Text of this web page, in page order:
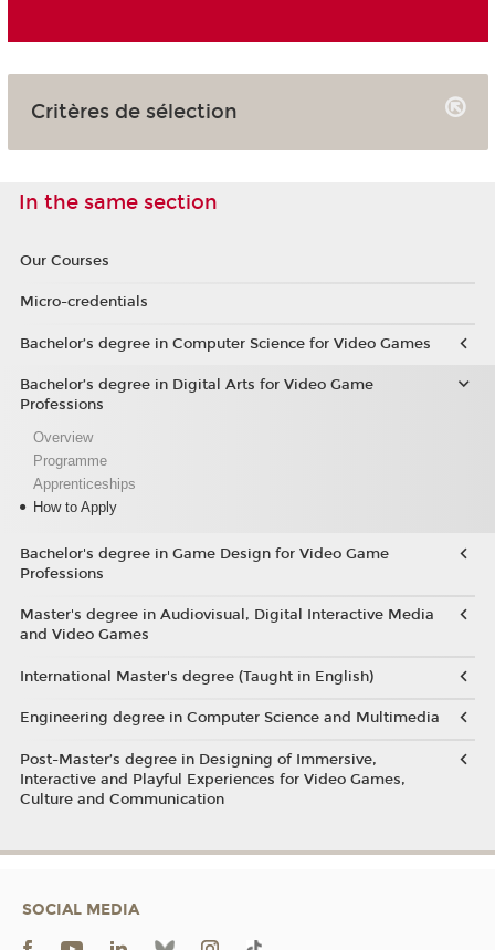
Critères de sélection
In the same section
Our Courses
Micro-credentials
Bachelor’s degree in Computer Science for Video Games
Bachelor’s degree in Digital Arts for Video Game
Professions
Overview
Programme
Apprenticeships
How to Apply
Bachelor's degree in Game Design for Video Game
Professions
Master's degree in Audiovisual, Digital Interactive Media
and Video Games
International Master's degree (Taught in English)
Engineering degree in Computer Science and Multimedia
Post-Master’s degree in Designing of Immersive,
Interactive and Playful Experiences for Video Games,
Culture and Communication
SOCIAL MEDIA